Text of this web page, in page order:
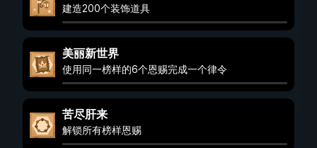
建造200个装饰道具
美丽新世界
使用同一榜样的6个恩赐完成一个律令
苦尽肝来
解锁所有榜样恩赐